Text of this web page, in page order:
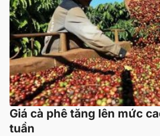
Giá cà phê tăng lên mức
tuần